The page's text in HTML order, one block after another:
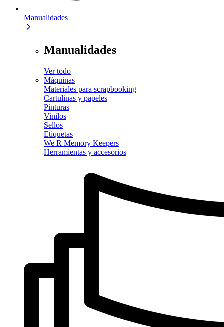
Manualidades
Manualidades
Ver todo
Máquinas
Materiales para scrapbooking
Cartulinas y papeles
Pinturas
Vinilos
Sellos
Etiquetas
We R Memory Keepers
Herramientas y accesorios